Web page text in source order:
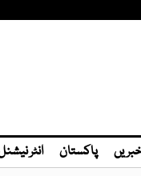
پاکستان انٹر